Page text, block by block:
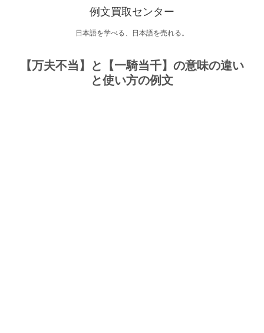
例文買取センター
日本語を学べる、日本語を売れる。
【万夫不当】と【一騎当千】の意味の違い
と使い方の例文